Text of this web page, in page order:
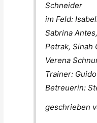
Schneider
im Feld:
Sabrina
Petrak, Sinah
Verena
Trainer:
Betreuerin:
geschrieben